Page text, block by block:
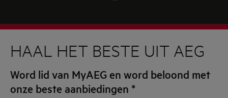
HAAL HET BESTE UIT AEG
Word lid van MyAEG en word beloond met
onze beste aanbiedingen *